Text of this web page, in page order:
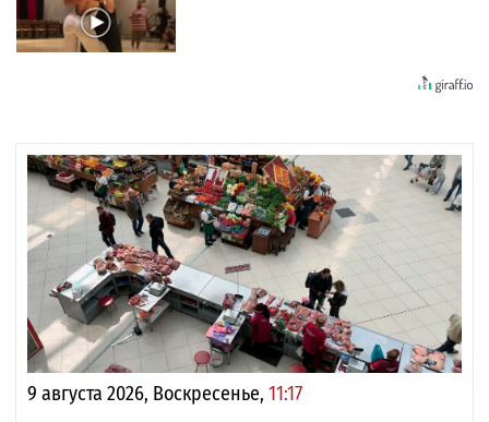
9 августа 2026, Воскресенье, 11:17